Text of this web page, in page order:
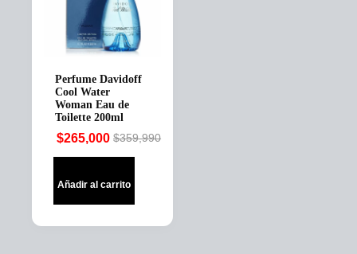
Perfume Davidoff
Cool Water
Woman Eau de
Toilette 200ml
$359,990
Original
was:
$265,000
Current
is:
Añadir al carrito